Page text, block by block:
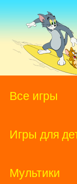
Все игры
Игры для
Мультики